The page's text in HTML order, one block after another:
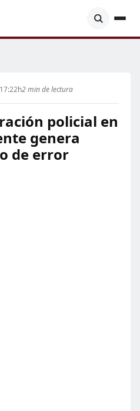
2 min de lectura
policial en
genera
de error